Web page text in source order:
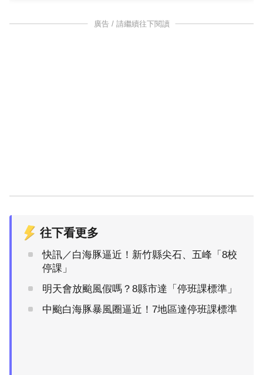
廣告 / 請繼續往下閱讀
往下看更多
快訊／白海豚逼近！新竹縣尖石、五峰「8校
停課」
明天會放颱風假嗎？8縣市達「停班課標準」
中颱白海豚暴風圈逼近！7地區達停班課標準